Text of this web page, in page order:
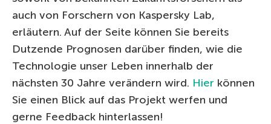
auch von Forschern von Kaspersky Lab,
erläutern. Auf der Seite können Sie bereits
Dutzende Prognosen darüber finden, wie die
Technologie unser Leben innerhalb der
nächsten 30 Jahre verändern wird. Hier können
Sie einen Blick auf das Projekt werfen und
gerne Feedback hinterlassen!